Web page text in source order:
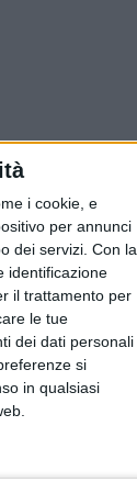
i cookie, e
per annunci
dei servizi. Con la
identificazione
il trattamento per
le tue
dei dati personali
si
in qualsiasi